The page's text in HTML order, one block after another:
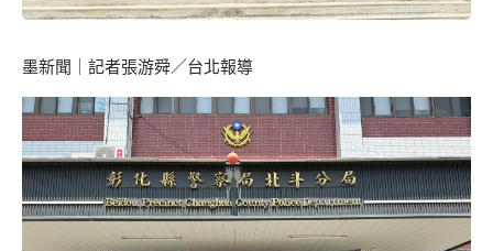
墨新聞 ｜記者張游舜／台北報導